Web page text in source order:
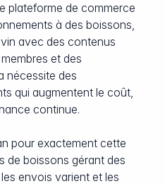
plateforme de commerce
à des boissons,
avec des contenus
et des
nécessite des
qui augmentent le coût,
continue.
pour exactement cette
de boissons gérant des
envois varient et les